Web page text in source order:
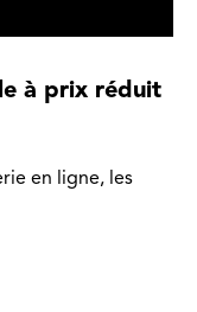
à prix réduit
en ligne, les